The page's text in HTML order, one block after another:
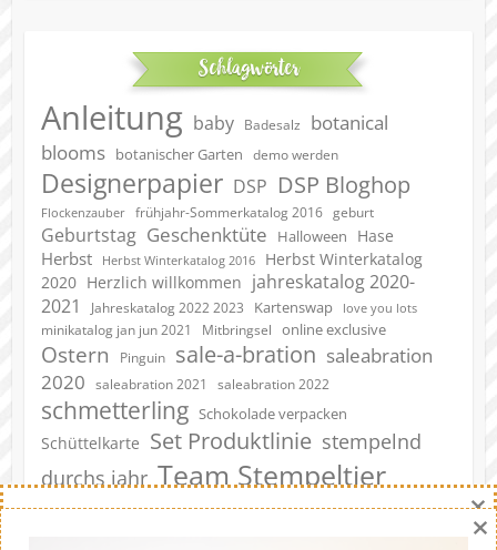
Schlagwörter
Anleitung baby Badesalz
botanical
blooms botanischer Garten demo werden
Designerpapier DSP DSP Bloghop
Flockenzauber frühjahr-Sommerkatalog 2016 geburt
Geburtstag Geschenktüte Halloween Hase
Herbst Herbst Winterkatalog 2016
Herbst Winterkatalog
2020 Herzlich willkommen jahreskatalog 2020-
2021
Jahreskatalog 2022 2023 Kartenswap love you lots
minikatalog jan jun 2021 Mitbringsel online exclusive
Ostern Pinguin sale-a-bration saleabration
2020
saleabration 2021 saleabration 2022
schmetterling Schokolade verpacken
Schüttelkarte Set Produktlinie stempelnd
durchs jahr Team Stempeltier
Verpacken verpackung video ×
×